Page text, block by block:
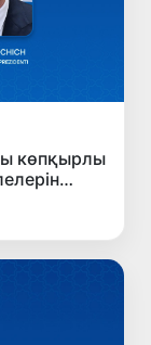
көпқырлы